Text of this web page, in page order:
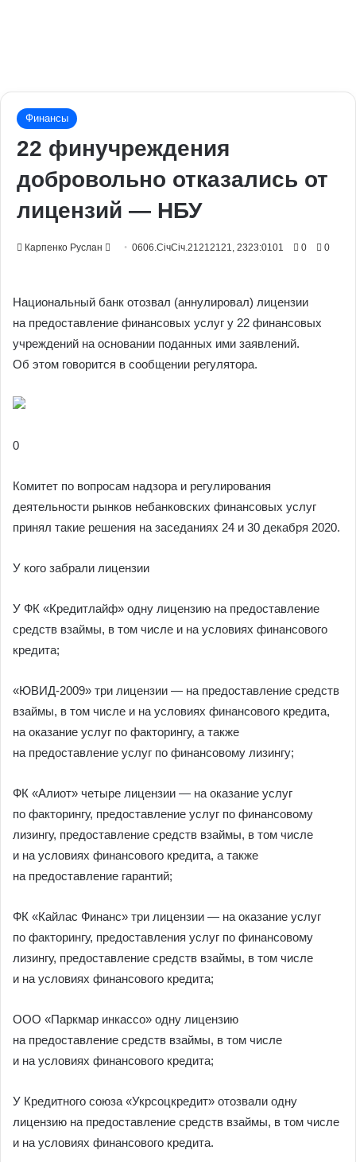
Финансы
22 финучреждения
добровольно отказались от
лицензий — НБУ
Карпенко Руслан
Send0606.СічСіч.21212121, 2323:0101 0 0
Национальный банк отозвал (аннулировал) лицензии
на предоставление финансовых услуг у 22 финансовых
учреждений на основании поданных ими заявлений.
Об этом говорится в сообщении регулятора.
0
Комитет по вопросам надзора и регулирования
деятельности рынков небанковских финансовых услуг
принял такие решения на заседаниях 24 и 30 декабря 2020.
У кого забрали лицензии
У ФК «Кредитлайф» одну лицензию на предоставление
средств взаймы, в том числе и на условиях финансового
кредита;
«ЮВИД-2009» три лицензии — на предоставление средств
взаймы, в том числе и на условиях финансового кредита,
на оказание услуг по факторингу, а также
на предоставление услуг по финансовому лизингу;
ФК «Алиот» четыре лицензии — на оказание услуг
по факторингу, предоставление услуг по финансовому
лизингу, предоставление средств взаймы, в том числе
и на условиях финансового кредита, а также
на предоставление гарантий;
ФК «Кайлас Финанс» три лицензии — на оказание услуг
по факторингу, предоставления услуг по финансовому
лизингу, предоставление средств взаймы, в том числе
и на условиях финансового кредита;
ООО «Паркмар инкассо» одну лицензию
на предоставление средств взаймы, в том числе
и на условиях финансового кредита;
У Кредитного союза «Укрсоцкредит» отозвали одну
лицензию на предоставление средств взаймы, в том числе
и на условиях финансового кредита.